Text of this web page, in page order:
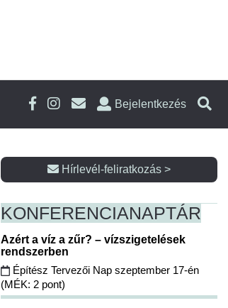
Bejelentkezés
Hírlevél-feliratkozás >
KONFERENCIANAPTÁR
Azért a víz a zűr? – vízszigetelések
rendszerben
Építész Tervezői Nap szeptember 17-én
(MÉK: 2 pont)